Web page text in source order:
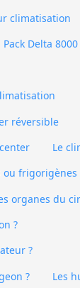
climatisation
Pack Delta
réversible
Le
ou frigorigènes
organes du
?
?
?
Les